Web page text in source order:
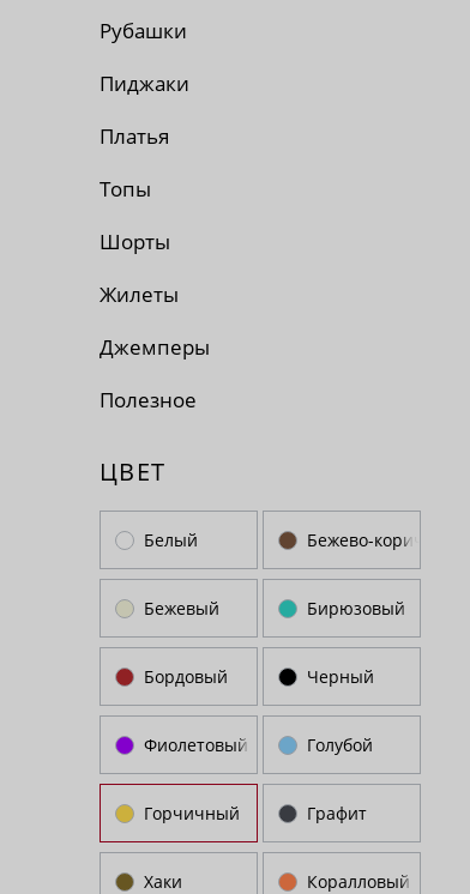
Рубашки
Пиджаки
Платья
Топы
Шорты
Жилеты
Джемперы
Полезное
ЦВЕТ
Белый Бежево-коричневый
Бежевый Бирюзовый
Бордовый Черный
Фиолетовый Голубой
Горчичный Графит
Хаки Коралловый